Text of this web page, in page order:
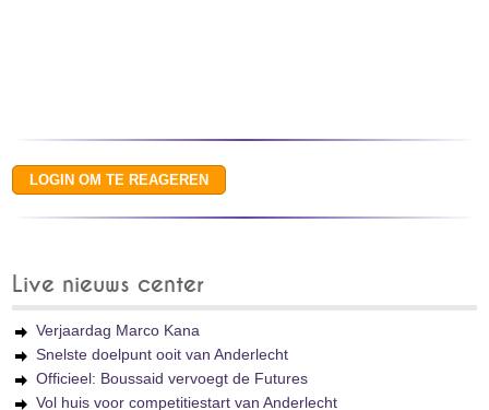
Live nieuws center
Verjaardag Marco Kana
Snelste doelpunt ooit van Anderlecht
Officieel: Boussaid vervoegt de Futures
Vol huis voor competitiestart van Anderlecht